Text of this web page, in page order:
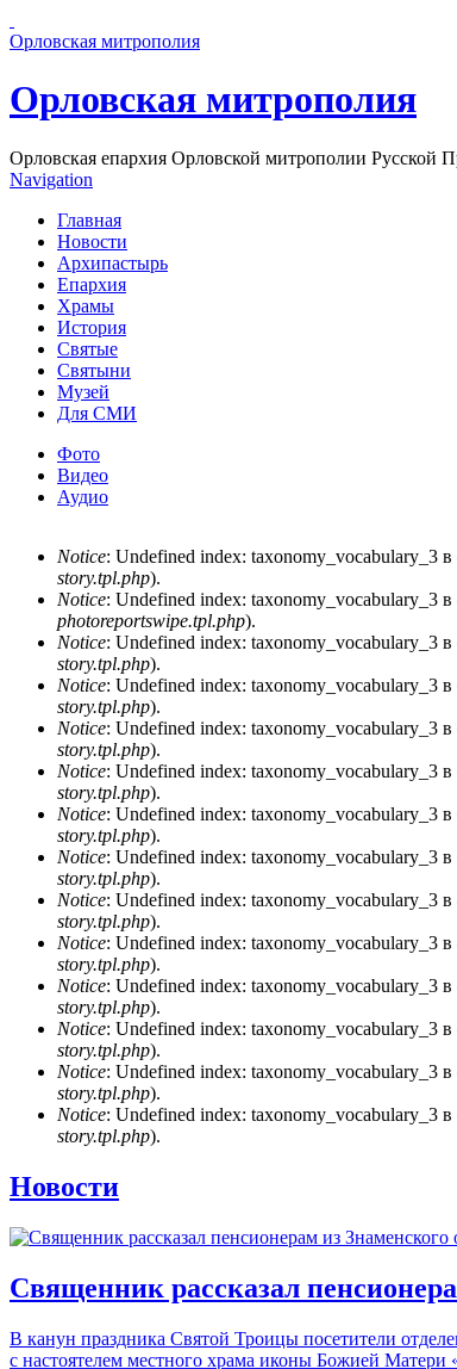
Орловская митрополия
Орловская митрополия
Орловская епархия Орловской митрополии Русской
Navigation
Главная
Новости
Архипастырь
Епархия
Храмы
История
Святые
Святыни
Музей
Для СМИ
Фото
Видео
Аудио
Сообщение об ошибке
Notice: Undefined index: taxonomy_vocabulary_3
story.tpl.php).
Notice: Undefined index: taxonomy_vocabulary_3
photoreportswipe.tpl.php).
Notice: Undefined index: taxonomy_vocabulary_3
story.tpl.php).
Notice: Undefined index: taxonomy_vocabulary_3
story.tpl.php).
Notice: Undefined index: taxonomy_vocabulary_3
story.tpl.php).
Notice: Undefined index: taxonomy_vocabulary_3
story.tpl.php).
Notice: Undefined index: taxonomy_vocabulary_3
story.tpl.php).
Notice: Undefined index: taxonomy_vocabulary_3
story.tpl.php).
Notice: Undefined index: taxonomy_vocabulary_3
story.tpl.php).
Notice: Undefined index: taxonomy_vocabulary_3
story.tpl.php).
Notice: Undefined index: taxonomy_vocabulary_3
story.tpl.php).
Notice: Undefined index: taxonomy_vocabulary_3
story.tpl.php).
Notice: Undefined index: taxonomy_vocabulary_3
story.tpl.php).
Notice: Undefined index: taxonomy_vocabulary_3
story.tpl.php).
Новости
Священник рассказал
В канун праздника Святой Троицы посетители
с настоятелем местного храма иконы Божией